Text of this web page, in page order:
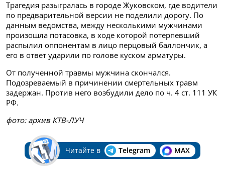
Трагедия разыгралась в городе Жуковском, где водители
по предварительной версии не поделили дорогу. По
данным ведомства, между несколькими мужчинами
произошла потасовка, в ходе которой потерпевший
распылил оппонентам в лицо перцовый баллончик, а
его в ответ ударили по голове куском арматуры.
От полученной травмы мужчина скончался.
Подозреваемый в причинении смертельных травм
задержан. Против него возбудили дело по ч. 4 ст. 111 УК
РФ.
фото: архив КТВ-ЛУЧ
Читайте в Telegram MAX